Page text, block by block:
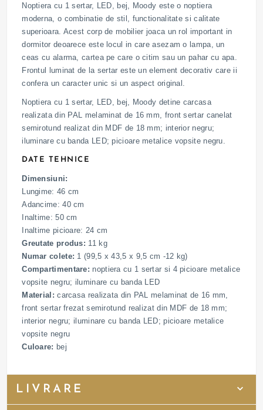
Noptiera cu 1 sertar, LED, bej, Moody este o noptiera
moderna, o combinatie de stil, functionalitate si calitate
superioara. Acest corp de mobilier joaca un rol important in
dormitor deoarece este locul in care asezam o lampa, un
ceas cu alarma, cartea pe care o citim sau un pahar cu apa.
Frontul luminat de la sertar este un element decorativ care ii
confera un caracter unic si un aspect original.
Noptiera cu 1 sertar, LED, bej, Moody detine carcasa
realizata din PAL melaminat de 16 mm, front sertar canelat
semirotund realizat din MDF de 18 mm; interior negru;
iluminare cu banda LED; picioare metalice vopsite negru.
DATE TEHNICE
Dimensiuni:
Lungime: 46 cm
Adancime: 40 cm
Inaltime: 50 cm
Inaltime picioare: 24 cm
Greutate produs: 11 kg
Numar colete: 1 (99,5 x 43,5 x 9,5 cm -12 kg)
Compartimentare: noptiera cu 1 sertar si 4 picioare metalice
vopsite negru; iluminare cu banda LED
Material:carcasa realizata din PAL melaminat de 16 mm,
front sertar frezat semirotund realizat din MDF de 18 mm;
interior negru; iluminare cu banda LED; picioare metalice
vopsite negru
Culoare: bej
LIVRARE